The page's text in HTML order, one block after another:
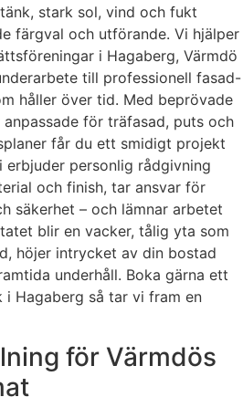
stark sol, vind och fukt
färgval och utförande. Vi hjälper
i Hagaberg, Värmdö
till professionell fasad-
håller över tid. Med beprövade
för träfasad, puts och
får du ett smidigt projekt
personlig rådgivning
och finish, tar ansvar för
säkerhet – och lämnar arbetet
blir en vacker, tålig yta som
höjer intrycket av din bostad
underhåll. Boka gärna ett
Hagaberg så tar vi fram en
för Värmdös